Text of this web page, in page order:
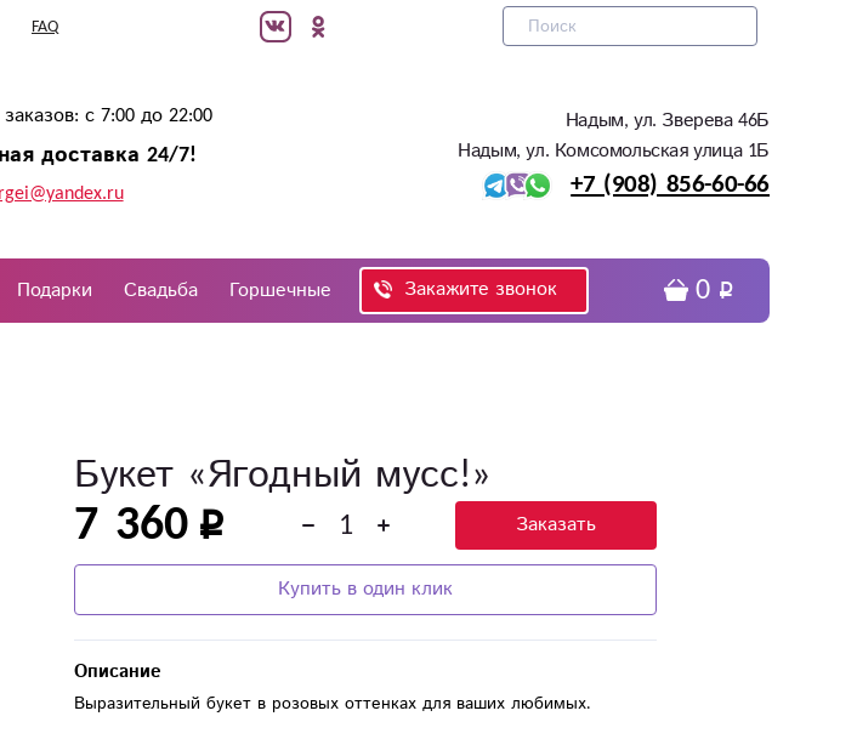
FAQ
с 7:00 до 22:00
доставка 24/7!
Надым, ул. Зверева 46Б
Надым, ул. Комсомольская улица 1Б
+7 (908) 856-60-66
Подарки Свадьба Горшечные Закажите звонок 0
Букет «Ягодный мусс!»
7 360 Заказать
Купить в один клик
Описание
Выразительный букет в розовых оттенках для ваших любимых.